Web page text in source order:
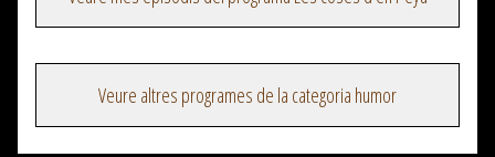
Veure altres programes de la categoria humor